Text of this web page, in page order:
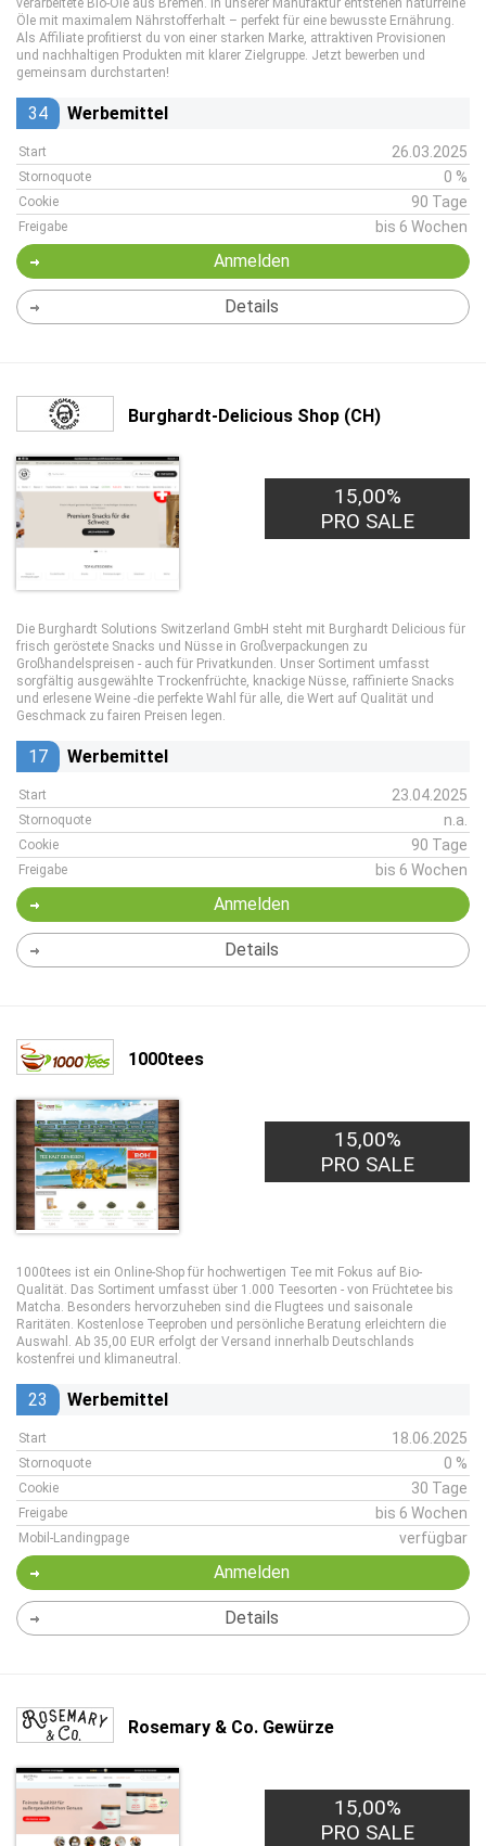
verarbeitete Bio-Öle aus Bremen. In unserer Manufaktur entstehen naturreine
Öle mit maximalem Nährstofferhalt – perfekt für eine bewusste Ernährung.
Als Affiliate profitierst du von einer starken Marke, attraktiven Provisionen
und nachhaltigen Produkten mit klarer Zielgruppe. Jetzt bewerben und
gemeinsam durchstarten!
34 Werbemittel
Start 26.03.2025
Stornoquote 0 %
Cookie 90 Tage
Freigabe bis 6 Wochen
Anmelden
Details
Burghardt-Delicious Shop (CH)
15,00%
PRO SALE
Die Burghardt Solutions Switzerland GmbH steht mit Burghardt Delicious für
frisch geröstete Snacks und Nüsse in Großverpackungen zu
Großhandelspreisen - auch für Privatkunden. Unser Sortiment umfasst
sorgfältig ausgewählte Trockenfrüchte, knackige Nüsse, raffinierte Snacks
und erlesene Weine -die perfekte Wahl für alle, die Wert auf Qualität und
Geschmack zu fairen Preisen legen.
17 Werbemittel
Start 23.04.2025
Stornoquote n.a.
Cookie 90 Tage
Freigabe bis 6 Wochen
Anmelden
Details
1000tees
15,00%
PRO SALE
1000tees ist ein Online-Shop für hochwertigen Tee mit Fokus auf Bio-
Qualität. Das Sortiment umfasst über 1.000 Teesorten - von Früchtetee bis
Matcha. Besonders hervorzuheben sind die Flugtees und saisonale
Raritäten. Kostenlose Teeproben und persönliche Beratung erleichtern die
Auswahl. Ab 35,00 EUR erfolgt der Versand innerhalb Deutschlands
kostenfrei und klimaneutral.
23 Werbemittel
Start 18.06.2025
Stornoquote 0 %
Cookie 30 Tage
Freigabe bis 6 Wochen
Mobil-Landingpage verfügbar
Anmelden
Details
Rosemary & Co. Gewürze
15,00%
PRO SALE